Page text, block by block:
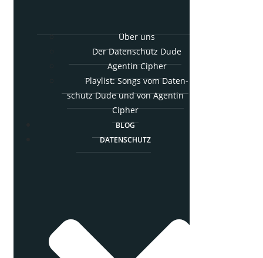
Über uns
Der Daten­schutz Dude
Agen­tin Cipher
Play­list: Songs vom Daten­
schutz Dude und von Agen­tin
Cipher
BLOG
DATEN­SCHUTZ